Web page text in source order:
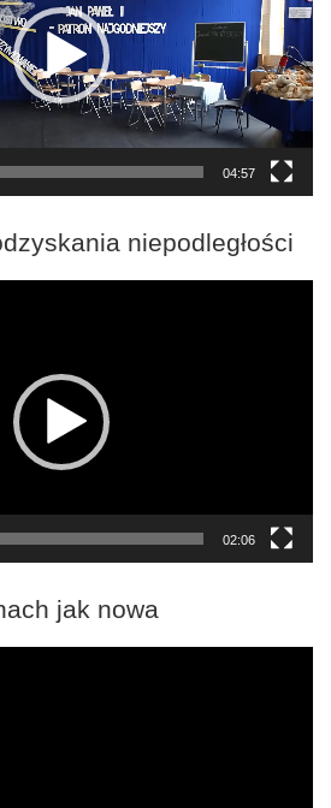
04:57
niepodległości
02:06
jak nowa